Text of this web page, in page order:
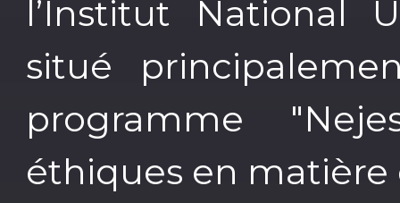
l’Institut National
situé
programme
éthiques en matière